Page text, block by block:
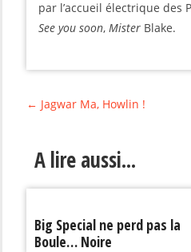
par l’accueil électrique des
See you soon, Mister Blake.
← Jagwar Ma, Howlin !
A lire aussi...
Big Special ne perd pas la
Boule… Noire